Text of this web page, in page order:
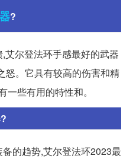
?
艾尔登法环手感最好的武器
怒。它具有较高的伤害和精
些有用的特性和。
的趋势,艾尔登法环2023最